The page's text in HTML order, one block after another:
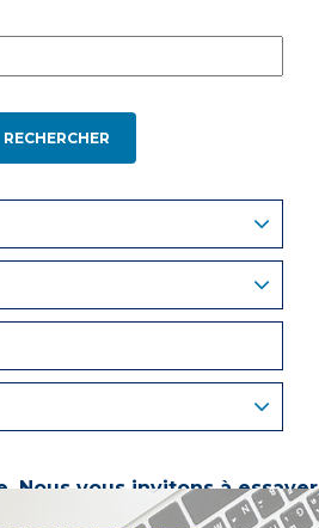
RECHERCHER
Nous vous invitons à essayer
à sélectionner un « métier ».